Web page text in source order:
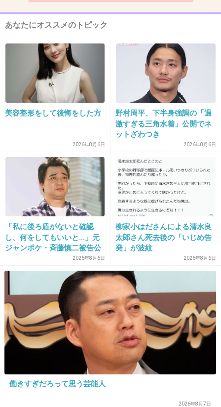
12. 匿名2018/02/08(木) 12:35:11
この人向井理のドラマ出てたの見たことあるけど大根じゃ
なかったような気がした
主演するくらいだから演技上手くなってるのかも？
+10
成田凌出てると見る気なくす
めちゃくちゃ嫌いな顔…
+30
14. 匿名 2018/02/08(木) 12:36:21
大久保さんだけ証明写真感w
+32 -0
15. 匿名 2018/02/08(木) 12:36:24
吉田羊主演って
なんでこんなに押されてるのか意味分かんない
+50
あなたにオススメのトピック
美容整形をして後悔をした方
2026年8月6日
野村周平、下半身強調の「過
激すぎる三角水着」公開でネ
ットざわつき
2026年8月6日
「私に後ろ盾がないと確認
し、何をしてもいいと…」元
ジャンポケ・斉藤慎二被告公
2026年8月6日
柳家小はださんによる清水良
太郎さん死去後の「いじめ告
発」が波紋
2026年8月6日
働きすぎだろって思う芸能人
2026年8月7日